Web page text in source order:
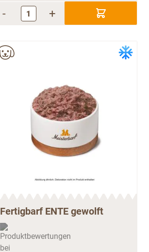
- +
Fertigbarf ENTE gewolft